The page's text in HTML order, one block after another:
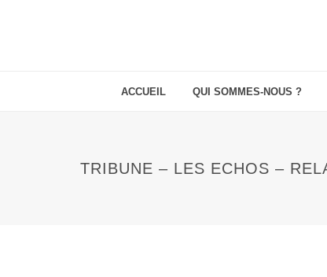
ACCUEIL QUI SOMMES-NOUS ?
TRIBUNE – LES ECHOS –